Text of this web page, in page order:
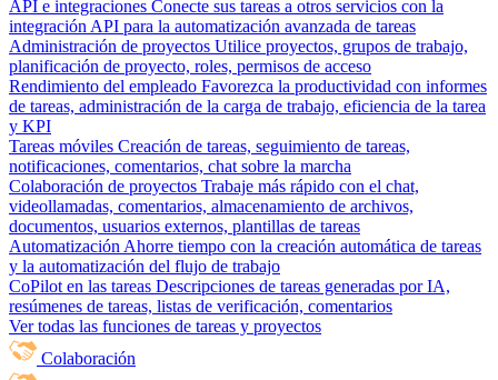
API e integraciones Conecte sus tareas a otros servicios con la
integración API para la automatización avanzada de tareas
Administración de proyectos Utilice proyectos, grupos de trabajo,
planificación de proyecto, roles, permisos de acceso
Rendimiento del empleado Favorezca la productividad con informes
de tareas, administración de la carga de trabajo, eficiencia de la tarea
y KPI
Tareas móviles Creación de tareas, seguimiento de tareas,
notificaciones, comentarios, chat sobre la marcha
Colaboración de proyectos Trabaje más rápido con el chat,
videollamadas, comentarios, almacenamiento de archivos,
documentos, usuarios externos, plantillas de tareas
Automatización Ahorre tiempo con la creación automática de tareas
y la automatización del flujo de trabajo
CoPilot en las tareas Descripciones de tareas generadas por IA,
resúmenes de tareas, listas de verificación, comentarios
Ver todas las funciones de tareas y proyectos
Colaboración